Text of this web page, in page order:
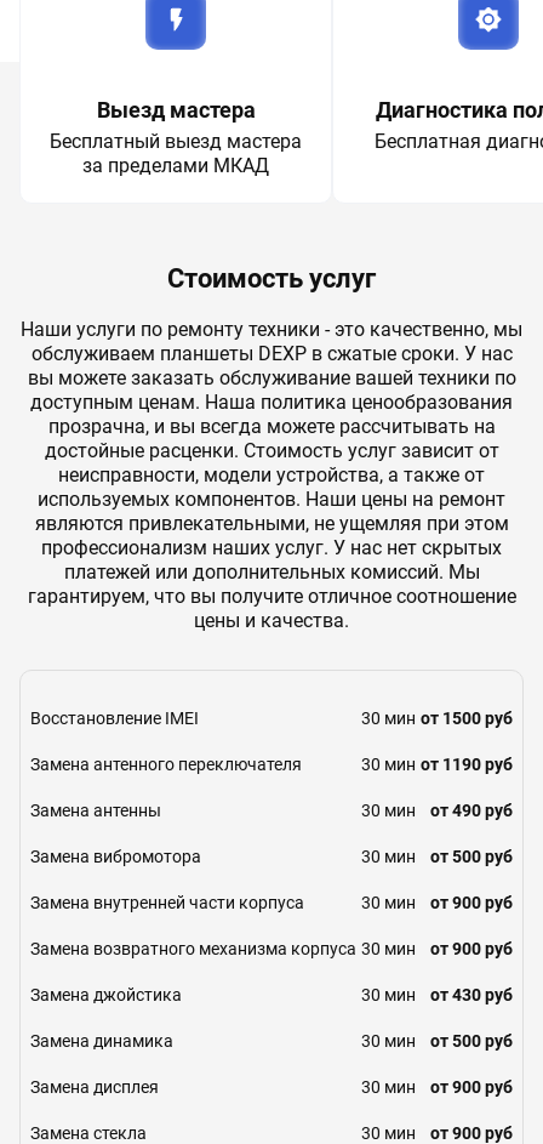
Выезд мастера
Бесплатный выезд мастера
за пределами МКАД
Диагностика
Бесплатная
Стоимость услуг
Наши услуги по ремонту техники - это качественно, мы
обслуживаем планшеты DEXP в сжатые сроки. У нас
вы можете заказать обслуживание вашей техники по
доступным ценам. Наша политика ценообразования
прозрачна, и вы всегда можете рассчитывать на
достойные расценки. Стоимость услуг зависит от
неисправности, модели устройства, а также от
используемых компонентов. Наши цены на ремонт
являются привлекательными, не ущемляя при этом
профессионализм наших услуг. У нас нет скрытых
платежей или дополнительных комиссий. Мы
гарантируем, что вы получите отличное соотношение
цены и качества.
Восстановление IMEI 30 мин от 1500 руб
Замена антенного переключателя 30 мин от 1190 руб
Замена антенны 30 мин от 490 руб
Замена вибромотора 30 мин от 500 руб
Замена внутренней части корпуса 30 мин от 900 руб
Замена возвратного механизма корпуса 30 мин от 900 руб
Замена джойстика 30 мин от 430 руб
Замена динамика 30 мин от 500 руб
Замена дисплея 30 мин от 900 руб
Замена стекла 30 мин от 900 руб